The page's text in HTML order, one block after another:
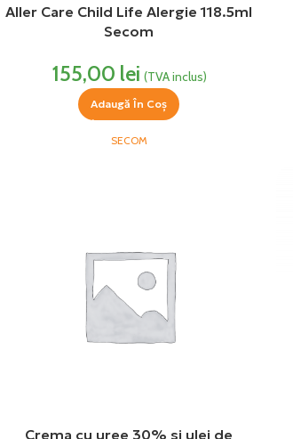
Aller Care Child Life Alergie 118.5ml
Secom
155,00 lei (TVA inclus)
Adaugă În Coș
SECOM
Crema cu uree 30% si ulei de